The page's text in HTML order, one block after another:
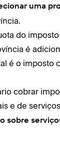
uma
do
é
é o imposto
cobrar
e de
sobre